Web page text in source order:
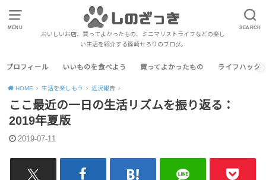
MENU SEARCH
おいしいお店、買ってよかったもの、ミニマリストライフなどの楽し
い生活を紹介する篠崎せろりのブログ。
プロフィール いいものを食べよう 買ってよかったもの ライフハック
HOME 生活を楽しもう 近況報告
ここ最近の一日の生活リズムを振り返る：
2019年夏版
2019-07-11